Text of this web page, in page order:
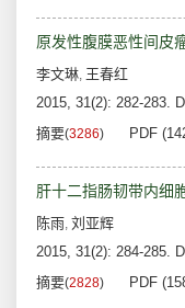
原发性腹膜恶性间皮
李文琳, 王春红
2015, 31(2): 282-283.
摘要(3286) PDF
肝十二指肠韧带内细
陈雨, 刘亚辉
2015, 31(2): 284-285.
摘要(2828) PDF